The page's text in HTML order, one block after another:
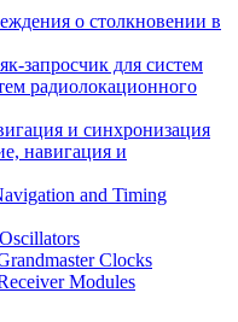
о столкновении в
запросчик для систем
радиолокационного
и синхронизация
навигация и
and Timing
Clocks
Modules